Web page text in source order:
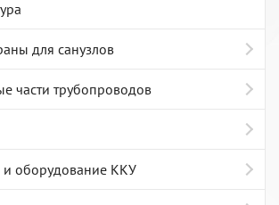
для санузлов
части трубопроводов
и оборудование ККУ